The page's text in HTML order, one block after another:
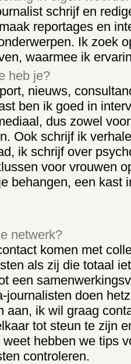
schrijf en
reportages en
Ik zoek
waarmee ik
heb je?
nieuws,
ben ik goed in
dus zowel
Ook schrijf ik
ik schrijf over
voor vrouwen
behangen, een kast
netwerk?
komen met
als zij die totaal
een
journalisten doen
aan, ik wil graag
tot steun te zijn
hebben we tips
controleren.